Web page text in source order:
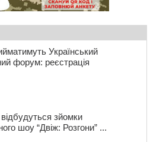
землю на користь
не припинили: прокуратура
пільгових категорій
з Умані про
з його власного порятунку
Український
форум: реєстрація
зйомки
шоу “Двіж: Розгони” ...